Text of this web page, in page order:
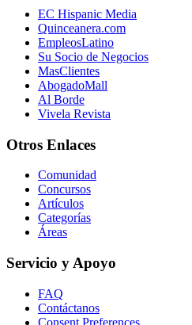
EC Hispanic Media
Quinceanera.com
EmpleosLatino
Su Socio de Negocios
MasClientes
AbogadoMall
Al Borde
Vivela Revista
Otros Enlaces
Comunidad
Concursos
Artículos
Categorías
Áreas
Servicio y Apoyo
FAQ
Contáctanos
Consent Preferences